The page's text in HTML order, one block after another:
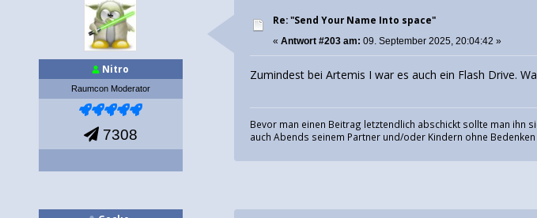
Nitro
Raumcon Moderator
7308
Re: "Send Your Name Into space"
«Antwort #203 am: 09. September 2025, 20:04:42 »
Zumindest bei Artemis I war es auch ein Flash Drive.
Bevor man einen Beitrag letztendlich abschickt sollte man ihn
auch Abends seinem Partner und/oder Kindern ohne